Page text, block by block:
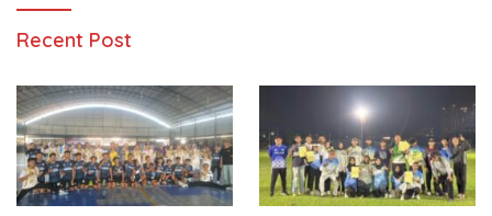
Recent Post